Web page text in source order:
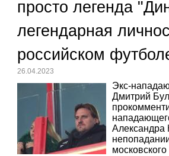
просто легенда
легендарная
российском
26.04.2023
Экс-
Дмитрий
Александра
московского